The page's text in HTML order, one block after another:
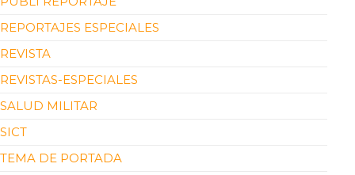
REPORTAJES ESPECIALES
REVISTA
REVISTAS-ESPECIALES
SALUD MILITAR
SICT
TEMA DE PORTADA